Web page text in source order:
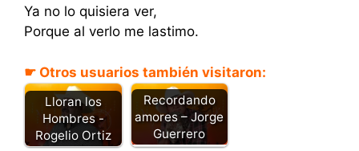
Ya no lo quisiera ver,
Porque al verlo me lastimo.
☛ Otros usuarios también visitaron:
Lloran los
Hombres -
Rogelio Ortiz
Recordando
amores – Jorge
Guerrero